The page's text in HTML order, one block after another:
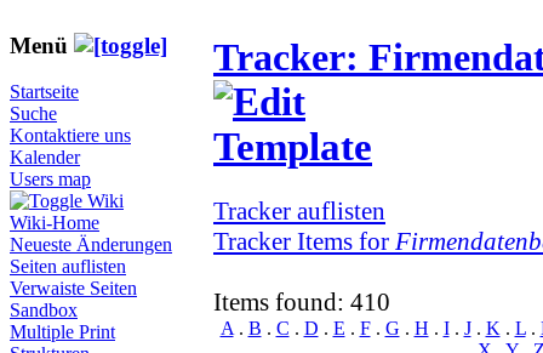
Menü
Startseite
Suche
Kontaktiere uns
Kalender
Users map
Wiki
Wiki-Home
Neueste Änderungen
Seiten auflisten
Verwaiste Seiten
Sandbox
Multiple Print
Tracker:
Tracker auflisten
Tracker Items for
Items found: 410
A . B . C . D . E . F. G . H . I. J. K . L.